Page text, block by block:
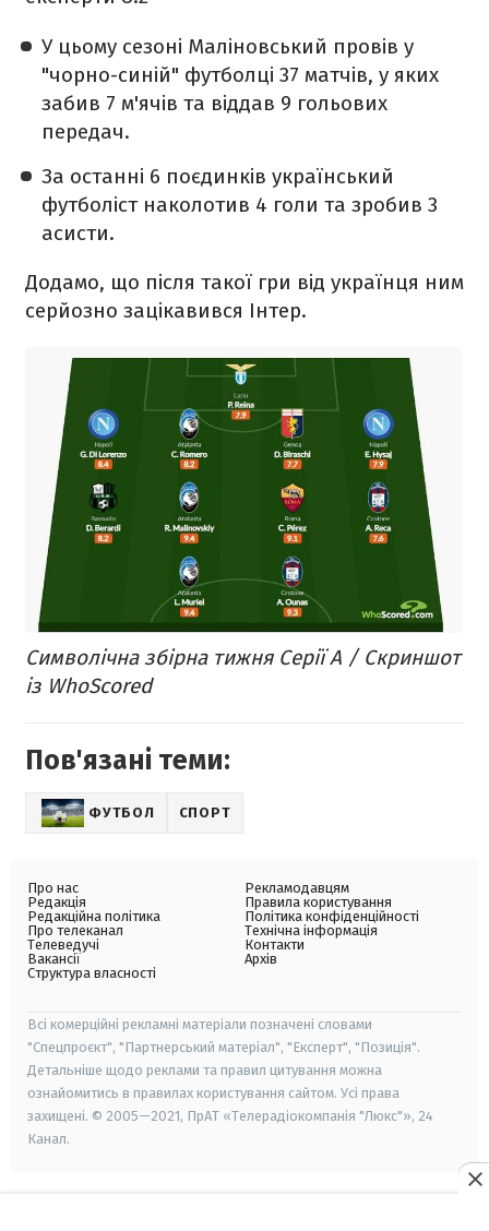
У цьому сезоні Маліновський провів у
"чорно-синій" футболці 37 матчів, у яких
забив 7 м'ячів та віддав 9 гольових
передач.
За останні 6 поєдинків український
футболіст наколотив 4 голи та зробив 3
асисти.
Додамо, що після такої гри від українця ним
серйозно зацікавився Інтер.
Символічна збірна тижня Серії А / Скриншот
із WhoScored
Пов'язані теми:
ФУТБОЛ СПОРТ
Про нас
Редакція
Редакційна політика
Про телеканал
Телеведучі
Вакансії
Структура власності
Рекламодавцям
Правила користування
Політика конфіденційності
Технічна інформація
Контакти
Архів
Всі комерційні рекламні матеріали позначені словами
"Спецпроєкт", "Партнерський матеріал", "Експерт", "Позиція".
Детальніше щодо реклами та правил цитування можна
ознайомитись в правилах користування сайтом. Усі права
захищені. © 2005—2021, ПрАТ «Телерадіокомпанія "Люкс"», 24
Канал.